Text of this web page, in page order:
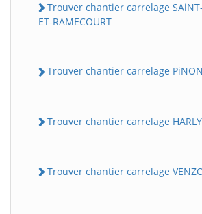
Trouver chantier carrelage SAiNT-
ET-RAMECOURT
Trouver chantier carrelage PiNON
Trouver chantier carrelage HARLY
Trouver chantier carrelage